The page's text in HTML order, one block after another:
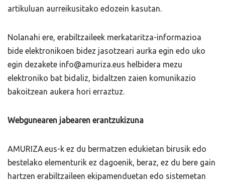
artikuluan aurreikusitako edozein kasutan.
Nolanahi ere, erabiltzaileek merkataritza-informazioa
bide elektronikoen bidez jasotzeari aurka egin edo uko
egin dezakete info@amuriza.eus helbidera mezu
elektroniko bat bidaliz, bidaltzen zaien komunikazio
bakoitzean aukera hori erraztuz.
Webgunearen jabearen erantzukizuna
AMURIZA.eus-k ez du bermatzen edukietan birusik edo
bestelako elementurik ez dagoenik, beraz, ez du bere gain
hartzen erabiltzaileen ekipamenduetan edo sistemetan